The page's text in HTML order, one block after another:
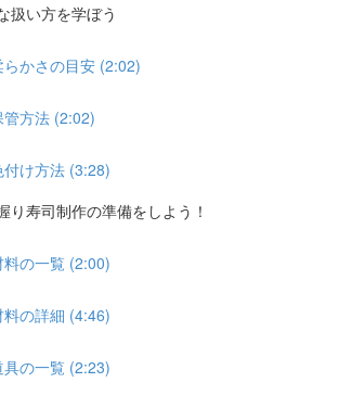
扱い方を学ぼう
かさの目安 (2:02)
方法 (2:02)
け方法 (3:28)
り寿司制作の準備をしよう！
料の一覧 (2:00)
料の詳細 (4:46)
具の一覧 (2:23)